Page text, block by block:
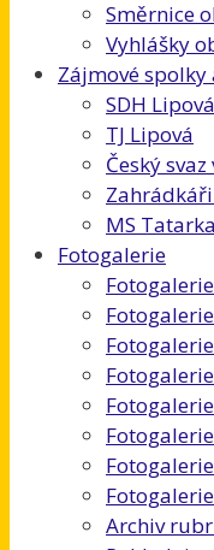
Směrnice
Vyhlášky
Zájmové spolky
SDH Lipová
TJ Lipová
Český
MS Tatarka
Fotogalerie
Archiv